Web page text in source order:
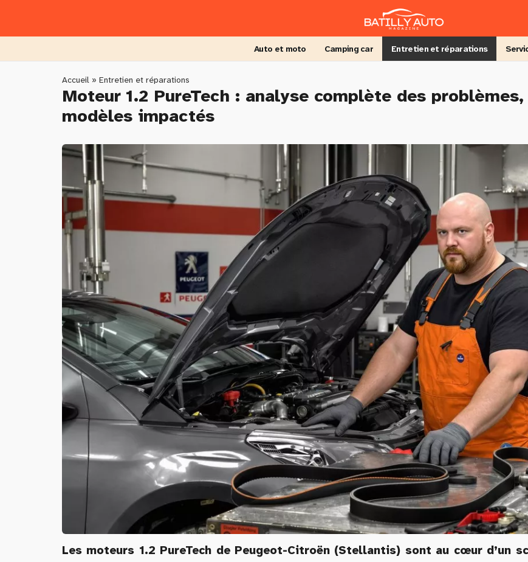
Auto et moto Camping car Entretien et réparations
You
are
here
Accueil » Entretien et réparations
Moteur 1.2 PureTech : analyse complète des
modèles impactés
Les moteurs 1.2 PureTech de Peugeot-Citroën (Stellantis) sont au cœur d’un